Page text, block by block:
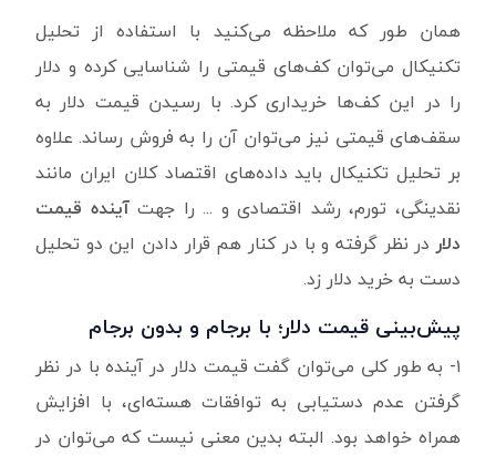
همان طور که ملاحظه می‌کنید با استفاده از تحلیل
تکنیکال می‌توان کف‌های قیمتی را شناسایی کرده و دلار
را در این کف‌ها خریداری کرد. با رسیدن قیمت دلار به
سقف‌های قیمتی نیز می‌توان آن را به فروش رساند. علاوه
بر تحلیل تکنیکال باید داده‌های اقتصاد کلان ایران مانند
نقدینگی، تورم، رشد اقتصادی و ... را جهتآینده قیمت
دلاردر نظر گرفته و با در کنار هم قرار دادن این دو تحلیل
دست به خرید دلار زد.
پیش‌بینی قیمت دلار؛ با برجام و بدون برجام
۱- به طور کلی می‌توان گفت قیمت دلار در آینده با در نظر
گرفتن عدم دستیابی به توافقات هسته‌ای، با افزایش
همراه خواهد بود. البته بدین معنی نیست که می‌توان در